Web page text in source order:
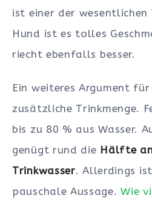
ist einer der wesentlichen
Hund ist es tolles
riecht ebenfalls besser.
Ein weiteres Argument
zusätzliche Trinkmenge.
bis zu 80 % aus Wasser.
genügt rund die Hälfte
Trinkwasser. Allerdings
pauschale Aussage.Wie